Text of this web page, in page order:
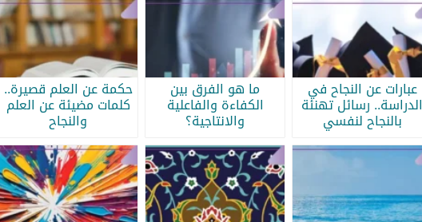
عبارات عن النجاح في
الدراسة.. رسائل تهنئة
بالنجاح لنفسي
ما هو الفرق بين
الكفاءة والفاعلية
والانتاجية؟
حكمة عن العلم قصيرة..
كلمات مضيئة عن العلم
والنجاح